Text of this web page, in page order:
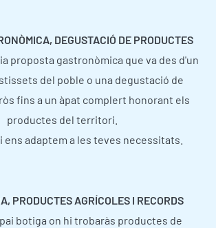
DEGUSTACIÓ DE PRODUCTES
proposta gastronòmica que va des d'un
del poble o una degustació de
fins a un àpat complert honorant els
productes del territori.
ens adaptem a les teves necessitats.
PRODUCTES AGRÍCOLES I RECORDS
botiga on hi trobaràs productes de